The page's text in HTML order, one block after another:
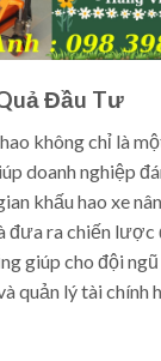
Đầu Tư
không chỉ là
doanh nghiệp
khấu hao xe
đưa ra chiến
giúp cho đội
quản lý tài chính